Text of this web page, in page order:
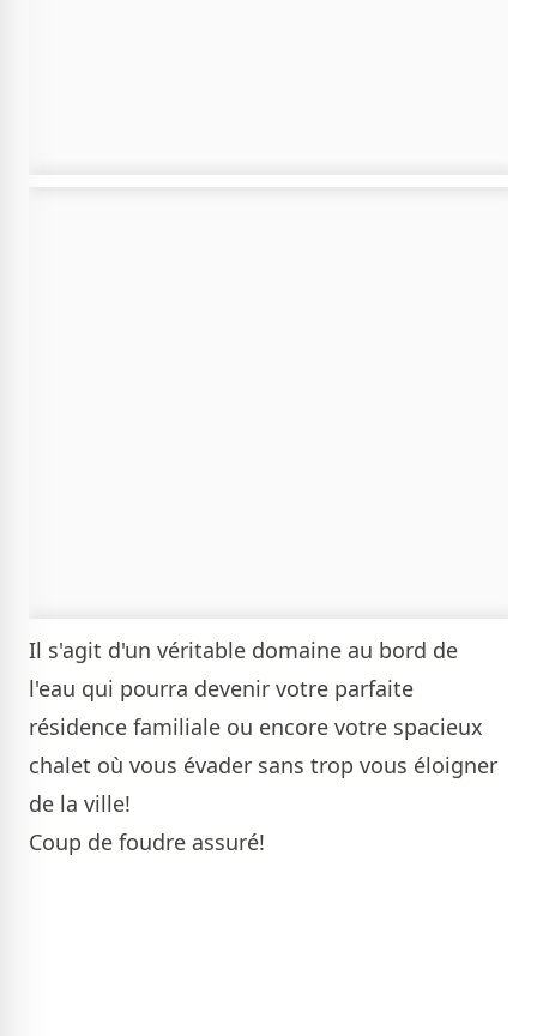
Il s'agit d'un véritable domaine au bord de
l'eau qui pourra devenir votre parfaite
résidence familiale ou encore votre spacieux
chalet où vous évader sans trop vous éloigner
de la ville!
Coup de foudre assuré!